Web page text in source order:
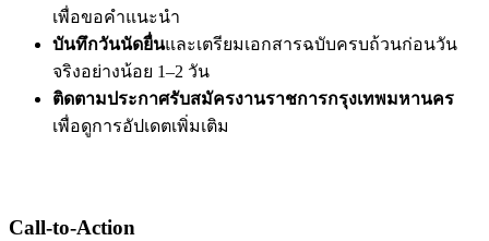
เพื่อขอคำแนะนำ
บันทึกวันนัดยื่นและเตรียมเอกสารฉบับครบถ้วนก่อนวัน
จริงอย่างน้อย 1–2 วัน
ติดตามประกาศรับสมัครงานราชการกรุงเทพมหานคร
เพื่อดูการอัปเดตเพิ่มเติม
Call-to-Action